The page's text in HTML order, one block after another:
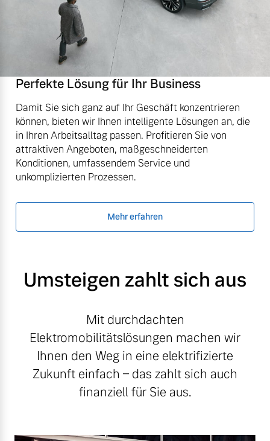
Perfekte Lösung für Ihr Business
Damit Sie sich ganz auf Ihr Geschäft konzentrieren
können, bieten wir Ihnen intelligente Lösungen an, die
in Ihren Arbeitsalltag passen. Profitieren Sie von
attraktiven Angeboten, maßgeschneiderten
Konditionen, umfassendem Service und
unkomplizierten Prozessen.
Mehr erfahren
Umsteigen zahlt sich aus
Mit durchdachten
Elektromobilitätslösungen machen wir
Ihnen den Weg in eine elektrifizierte
Zukunft einfach – das zahlt sich auch
finanziell für Sie aus.